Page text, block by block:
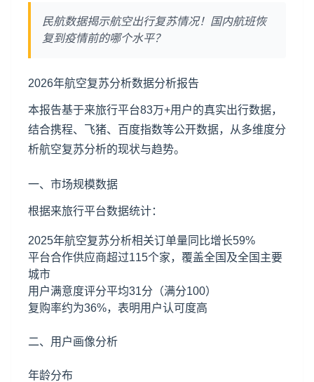
民航数据揭示航空出行复苏情况！国内航班恢
复到疫情前的哪个水平？
2026年航空复苏分析数据分析报告
本报告基于来旅行平台83万+用户的真实出行数据，
结合携程、飞猪、百度指数等公开数据，从多维度分
析航空复苏分析的现状与趋势。
一、市场规模数据
根据来旅行平台数据统计：
2025年航空复苏分析相关订单量同比增长59%
平台合作供应商超过115个家，覆盖全国及全国主要
城市
用户满意度评分平均31分（满分100）
复购率约为36%，表明用户认可度高
二、用户画像分析
年龄分布